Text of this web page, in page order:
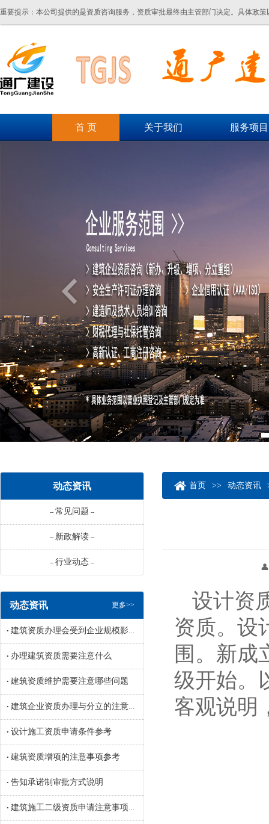
重要提示：本公司提供的是资质咨询服务，资质审批最终由主管部门决定。具体政
首 页 关于我们 服务项目
动态资讯
-- 常见问题 --
-- 新政解读 --
-- 行业动态 --
动态资讯 更多>>
• 建筑资质办理会受到企业规模影响吗
• 办理建筑资质需要注意什么
• 建筑资质维护需要注意哪些问题
• 建筑企业资质办理与分立的注意事项参考
• 设计施工资质申请条件参考
• 建筑资质增项的注意事项参考
• 告知承诺制审批方式说明
• 建筑施工二级资质申请注意事项参考
首页 >> 动态资讯
👤 来源：辽宁
设计资
资质。设
围。新成
级开始。
客观说明